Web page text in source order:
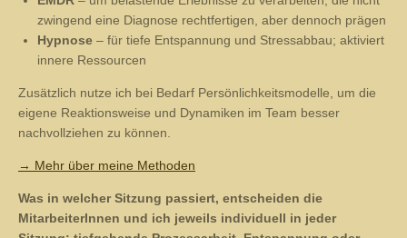
Gestalttherapie– um Prozesse bewusst zu spüren und
eigene Handlungsspielräume zu erkennen
EMDR– um belastende Erlebnisse zu verarbeiten, die nicht
zwingend eine Diagnose rechtfertigen, aber dennoch prägen
Hypnose– für tiefe Entspannung und Stressabbau; aktiviert
innere Ressourcen
Zusätzlich nutze ich bei Bedarf Persönlichkeitsmodelle, um die
eigene Reaktionsweise und Dynamiken im Team besser
→ Mehr über meine Methoden